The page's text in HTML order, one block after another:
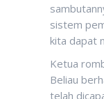
sistem
kita dapat
Ketua
Beliau
telah